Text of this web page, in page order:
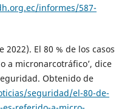
informes/587-
El 80 % de los casos
a micronarcotráfico’, dice
Obtenido de
seguridad/el-80-de-